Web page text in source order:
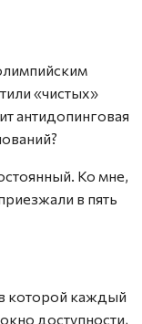
«чистых»
антидопинговая
Ко мне,
в пять
которой каждый
доступности,